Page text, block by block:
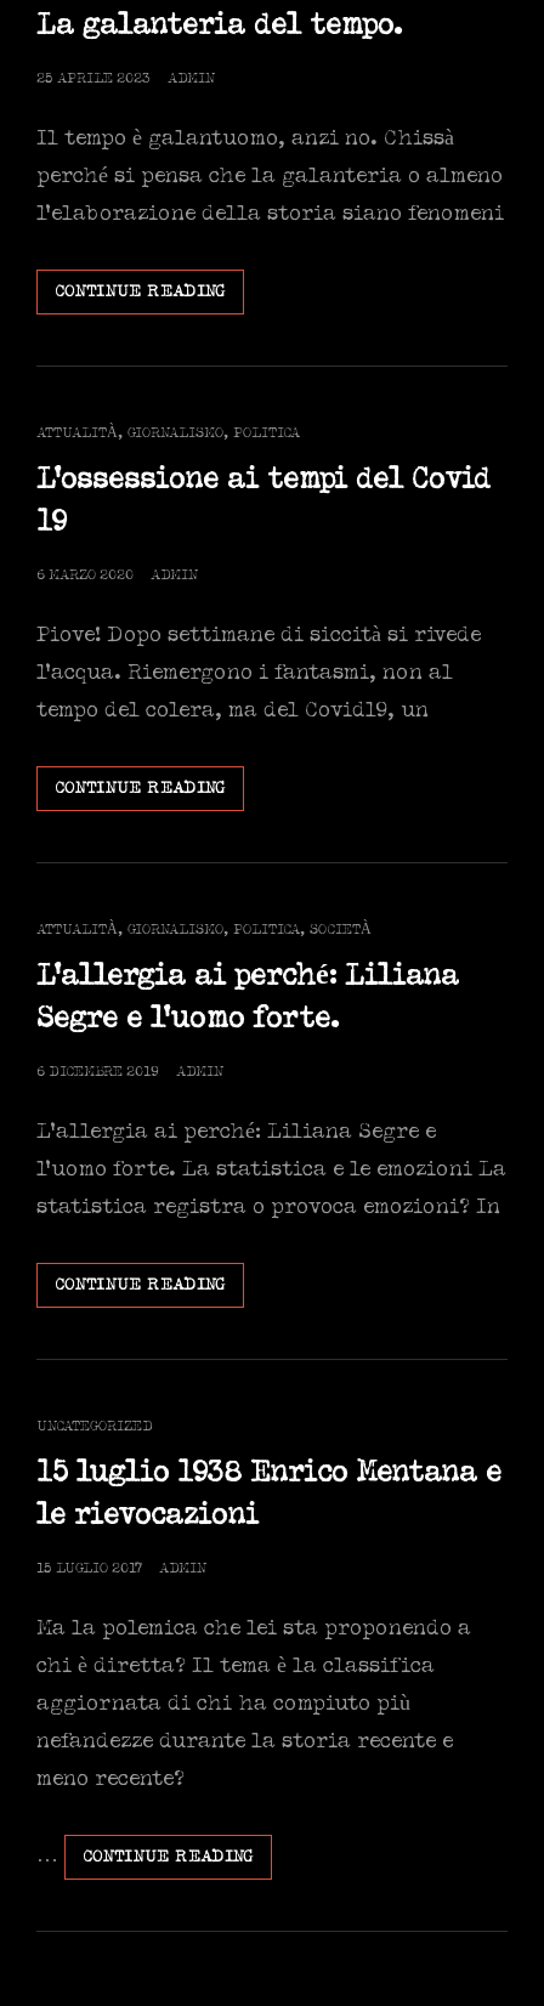
LINKS
La galanteria del tempo.
POSTED
25 APRILE 2023 ADMIN
Il tempo è galantuomo, anzi no. Chissà
perché si pensa che la galanteria o almeno
l’elaborazione della storia siano fenomeni
CONTINUE READINGLA
GALANTERIA
TEMPO.
CAT
LINKS
ATTUALITÀ, GIORNALISMO, POLITICA
L’ossessione ai tempi del Covid
19
POSTED
6 MARZO 2020 ADMIN
Piove! Dopo settimane di siccità si rivede
l’acqua. Riemergono i fantasmi, non al
tempo del colera, ma del Covid19, un
CONTINUE READINGL’OSSESSIONE
AI
DEL
CAT
LINKS
ATTUALITÀ, GIORNALISMO, POLITICA, SOCIETÀ
L’allergia ai perché: Liliana
Segre e l’uomo forte.
POSTED
6 DICEMBRE 2019 ADMIN
L’allergia ai perché: Liliana Segre e
l’uomo forte. La statistica e le emozioni La
statistica registra o provoca emozioni? In
CONTINUE READINGL’ALLERGIA
AI
LILIANA
FORTE.
CAT
LINKS
UNCATEGORIZED
15 luglio 1938 Enrico Mentana e
le rievocazioni
POSTED
15 LUGLIO 2017 ADMIN
Ma la polemica che lei sta proponendo a
chi è diretta? Il tema è la classifica
aggiornata di chi ha compiuto più
nefandezze durante la storia recente e
meno recente?
… CONTINUE READING15
LUGLIO
ENRICO